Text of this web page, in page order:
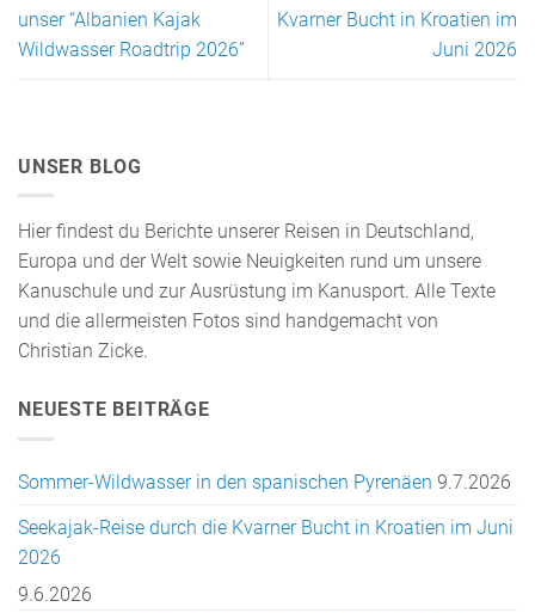
unser “Albanien Kajak
Wildwasser Roadtrip 2026”
Kvarner Bucht in Kroatien im
Juni 2026
UNSER BLOG
Hier findest du Berichte unserer Reisen in Deutschland,
Europa und der Welt sowie Neuigkeiten rund um unsere
Kanuschule und zur Ausrüstung im Kanusport. Alle Texte
und die allermeisten Fotos sind handgemacht von
Christian Zicke.
NEUESTE BEITRÄGE
Sommer-Wildwasser in den spanischen Pyrenäen 9.7.2026
Seekajak-Reise durch die Kvarner Bucht in Kroatien im Juni
2026
9.6.2026